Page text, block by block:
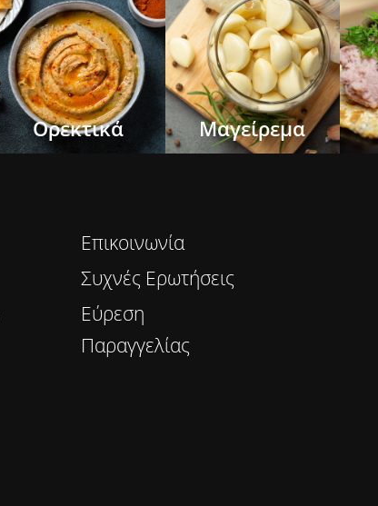
Ορεκτικά Μαγείρεμα
Επικοινωνία
Συχνές Ερωτήσεις
Εύρεση
Παραγγελίας